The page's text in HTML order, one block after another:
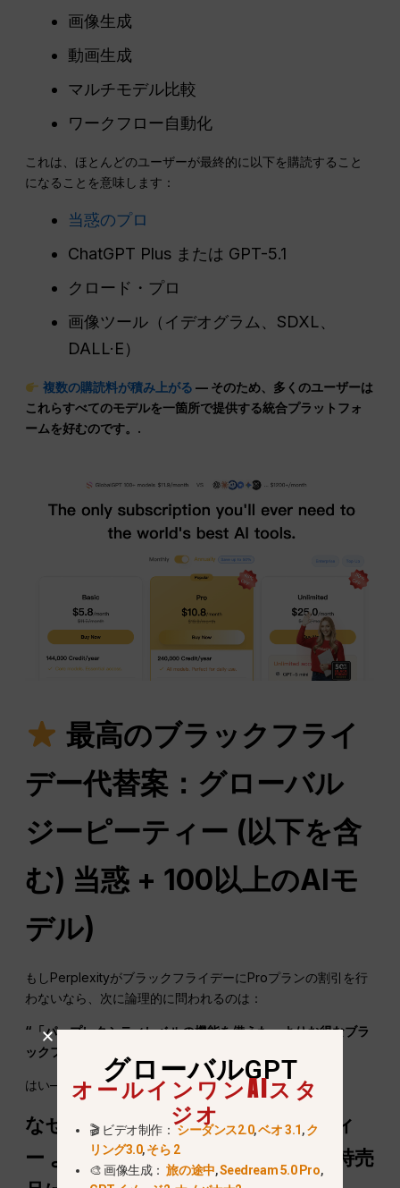
画像生成
動画生成
マルチモデル比較
ワークフロー自動化
これは、ほとんどのユーザーが最終的に以下を購読すること
になることを意味します：
当惑のプロ
ChatGPT Plus または GPT-5.1
クロード・プロ
画像ツール（イデオグラム、SDXL、
DALL·E）
複数の購読料が積み上がる— そのため、多くのユーザーは
これらすべてのモデルを一箇所で提供する統合プラットフォ
ームを好むのです。.
最高のブラックフライ
デー代替案：グローバル
ジーピーティー (以下を含
む) 当惑 + 100以上のAIモ
デル)
もしPerplexityがブラックフライデーにProプランの割引を行
わないなら、次に論理的に問われるのは：
“「パープレクシティレベルの機能を備えた、よりお得なブラ
ックフライデーセールはありますか？」”
はい——そしてそれはグローバルGPT
なぜグローバルなのかジーピーティ
ー より良いブラックフライデーの特売
グローバルGPT
オールインワンAIスタ
ジオ
🎬 ビデオ制作：シーダンス2.0,ベオ 3.1,ク
リング3.0,そら 2
🎨 画像生成：旅の途中,Seedream 5.0 Pro,